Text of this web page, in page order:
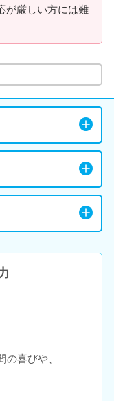
が厳しい方には難
喜びや、